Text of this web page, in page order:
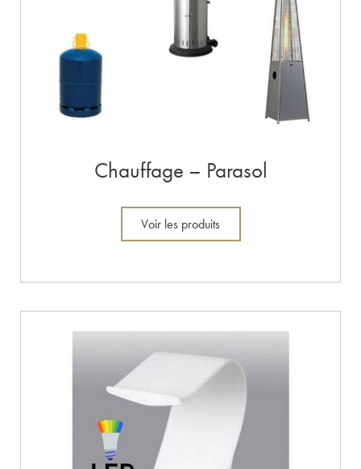
Chauffage – Parasol
Voir les produits